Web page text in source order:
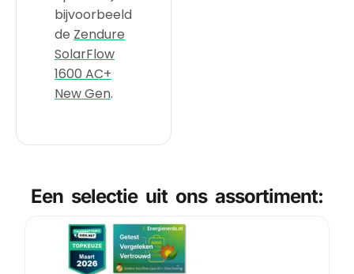
bijvoorbeeld
de Zendure
SolarFlow
1600 AC+
New Gen.
Een selectie uit ons assortiment: